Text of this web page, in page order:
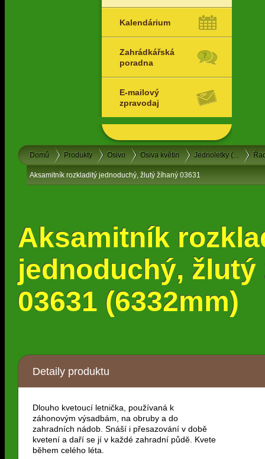
Kalendárium
Zahrádkářská
poradna
E-mailový
zpravodaj
Domů Produkty Osivo Osiva květin Jednoletky (...
Aksamitník rozkladitý jednoduchý, žlutý žíhaný 03631
Aksamitník
jednoduchý, žlutý
03631 (6332mm)
Detaily produktu
Dlouho kvetoucí letnička, používaná k
záhonovým výsadbám, na obruby a do
zahradních nádob. Snáší i přesazování v době
kvetení a daří se jí v každé zahradní půdě. Kvete
během celého léta.